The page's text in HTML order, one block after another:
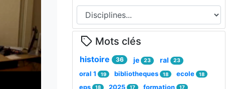
Mots clés
histoire 36 je 23 ral 23
oral 1 19 bibliotheques 18 ecole 18
eps 18 2025 17 formation 17